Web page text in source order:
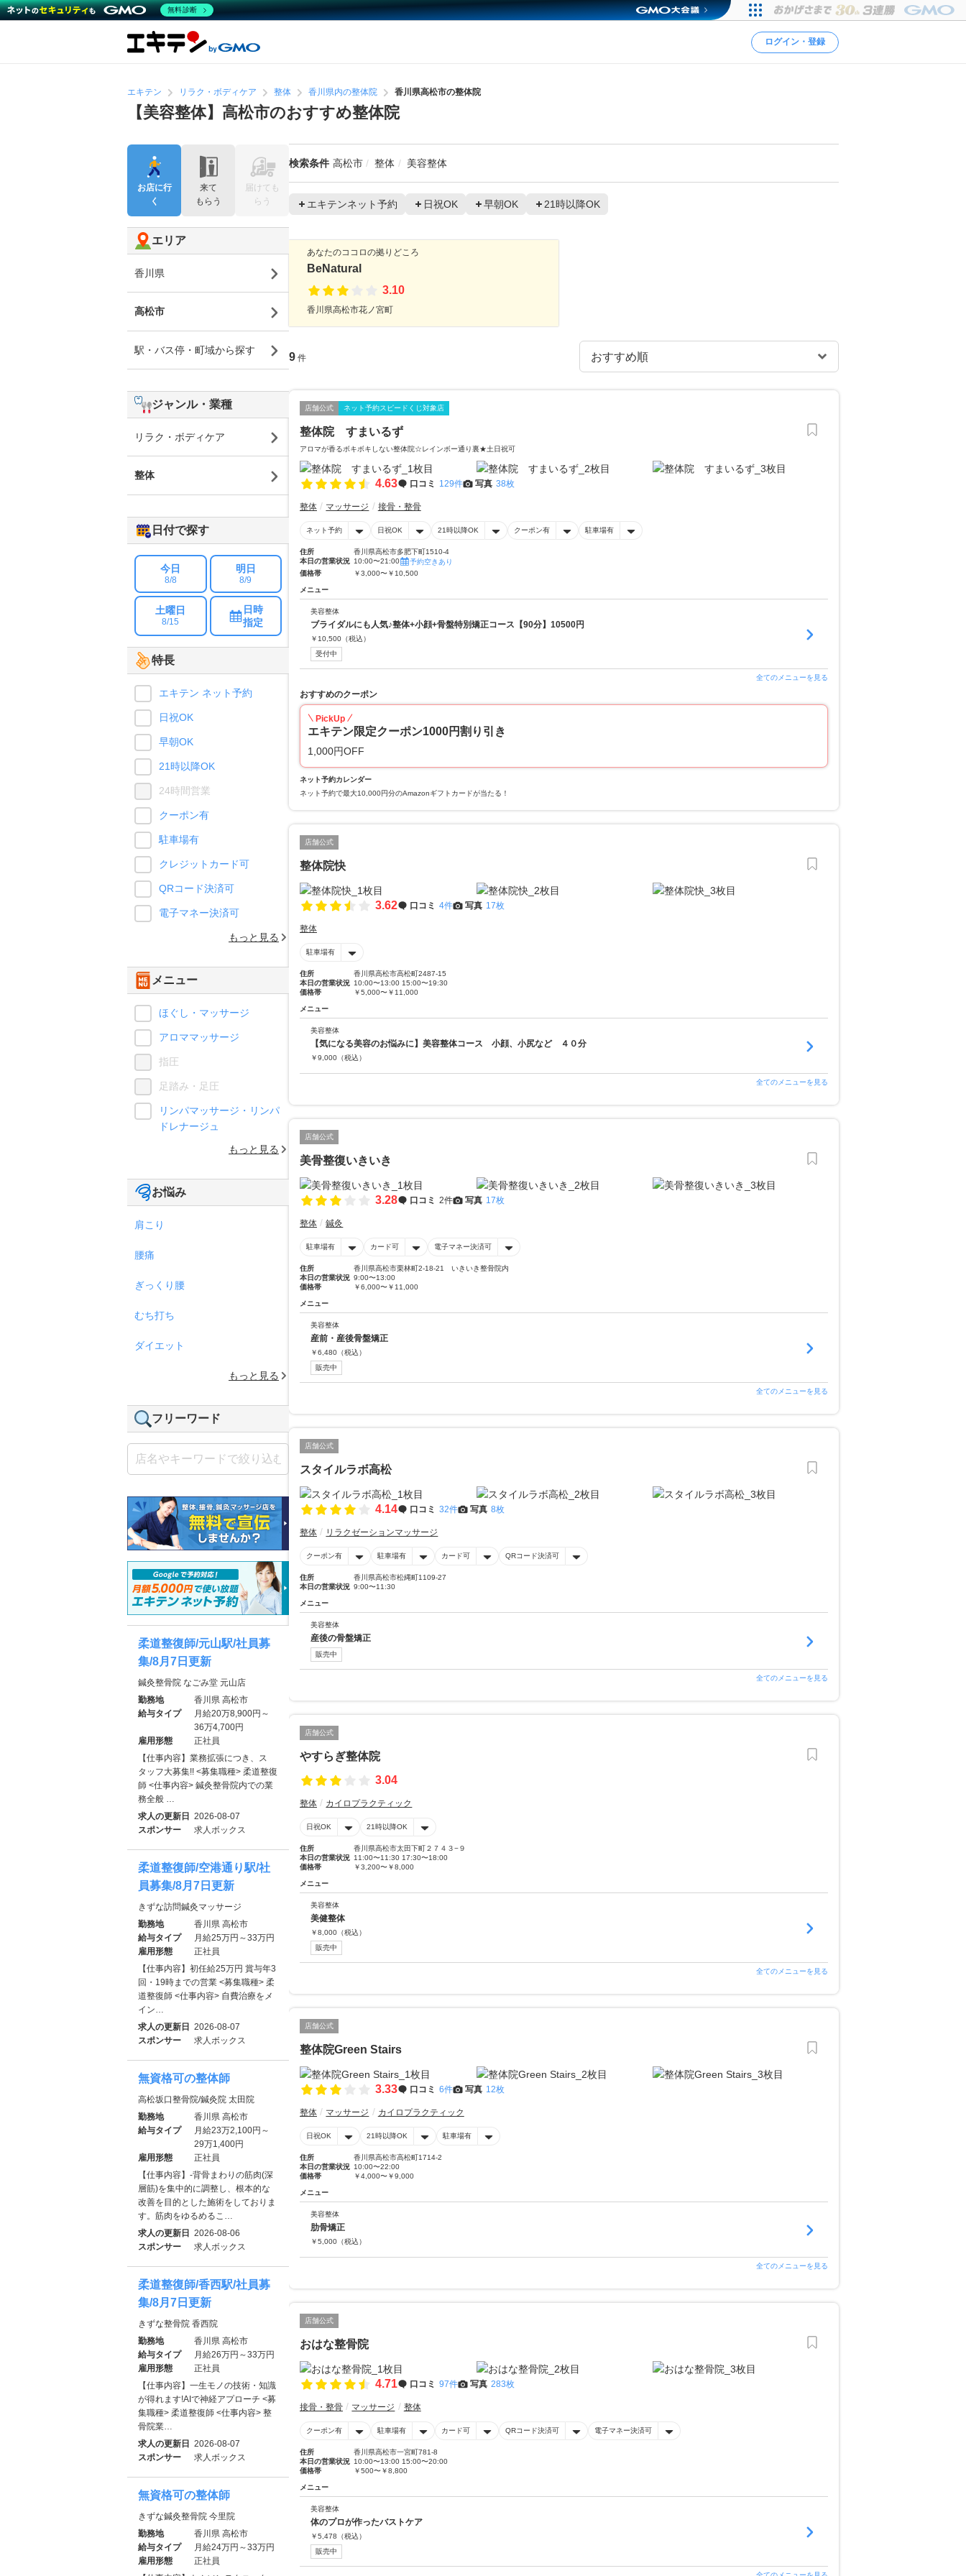
ログイン・登録
エキテン リラク・ボディケア 整体 香川県内の整体院 香川県高松市の整体院
【美容整体】高松市のおすすめ整体院
検索条件 高松市 整体 美容整体
エキテンネット予約 日祝OK 早朝OK 21時以降OK
あなたのココロの拠りどころ
BeNatural
3.10
香川県高松市花ノ宮町
9 件
店舗公式 ネット予約スピードくじ対象店
整体院 すまいるず
アロマが香るボキボキしない整体院☆レインボー通り裏★土日祝可
4.63 口コミ 129件 写真 38枚
整体 マッサージ 接骨・整骨
ネット予約 日祝OK 21時以降OK クーポン有 駐車場有
住所
香川県高松市多肥下町1510-4
本日の営業状況 10:00〜21:00
予約空きあり
価格帯
￥3,000〜￥10,500
メニュー
美容整体
ブライダルにも人気♪整体+小顔+骨盤特別矯正コース【90分】10500円
￥ 10,500 （税込）
受付中
全てのメニューを見る
おすすめのクーポン
PickUp
エキテン限定クーポン1000円割り引き
1,000円OFF
ネット予約カレンダー
ネット予約で最大10,000円分のAmazonギフトカードが当たる！
店舗公式
整体院快
3.62 口コミ 4件 写真 17枚
整体
駐車場有
住所
香川県高松市高松町2487-15
本日の営業状況 10:00〜13:00 15:00〜19:30
価格帯
￥5,000〜￥11,000
メニュー
美容整体
【気になる美容のお悩みに】美容整体コース 小顔、小尻など ４０分
￥9,000 （税込）
全てのメニューを見る
店舗公式
美骨整復いきいき
3.28 口コミ 2件 写真 17枚
整体 鍼灸
駐車場有 カード可 電子マネー決済可
住所
香川県高松市栗林町2-18-21 いきいき整骨院内
本日の営業状況 9:00〜13:00
価格帯
￥6,000〜￥11,000
メニュー
美容整体
産前・産後骨盤矯正
￥6,480 （税込）
販売中
全てのメニューを見る
店舗公式
スタイルラボ高松
4.14 口コミ 32件 写真 8枚
整体 リラクゼーションマッサージ
クーポン有 駐車場有 カード可 QRコード決済可
住所
香川県高松市松縄町1109-27
本日の営業状況 9:00〜11:30
メニュー
美容整体
産後の骨盤矯正
販売中
全てのメニューを見る
店舗公式
やすらぎ整体院
3.04
整体 カイロプラクティック
日祝OK 21時以降OK
住所
香川県高松市太田下町２７４３−９
本日の営業状況 11:00〜11:30 17:30〜18:00
価格帯
￥3,200〜￥8,000
メニュー
美容整体
美健整体
￥8,000 （税込）
販売中
全てのメニューを見る
店舗公式
整体院Green Stairs
3.33 口コミ 6件 写真 12枚
整体 マッサージ カイロプラクティック
日祝OK 21時以降OK 駐車場有
住所
香川県高松市高松町1714-2
本日の営業状況 10:00〜22:00
価格帯
￥4,000〜￥9,000
メニュー
美容整体
肋骨矯正
￥5,000 （税込）
全てのメニューを見る
店舗公式
おはな整骨院
4.71 口コミ 97件 写真 283枚
接骨・整骨 マッサージ 整体
クーポン有 駐車場有 カード可 QRコード決済可 電子マネー決済可
住所
香川県高松市一宮町781-8
本日の営業状況 10:00〜13:00 15:00〜20:00
価格帯
￥500〜￥8,800
メニュー
美容整体
体のプロが作ったバストケア
￥5,478 （税込）
販売中
お店に行
く
来て
もらう
届けても
らう
エリア
香川県
高松市
駅・バス停・町域から探す
ジャンル・業種
リラク・ボディケア
整体
日付で探す
今日
8/8
明日
8/9
土曜日
8/15
日時
指定
特長
エキテン ネット予約
日祝OK
早朝OK
21時以降OK
24時間営業
クーポン有
駐車場有
クレジットカード可
QRコード決済可
電子マネー決済可
もっと見る
メニュー
ほぐし・マッサージ
アロママッサージ
指圧
足踏み・足圧
リンパマッサージ・リンパ
ドレナージュ
もっと見る
お悩み
肩こり
腰痛
ぎっくり腰
むち打ち
ダイエット
もっと見る
フリーワード
柔道整復師/元山駅/社員募
集/8月7日更新
鍼灸整骨院 なごみ堂 元山店
勤務地
香川県 高松市
給与タイプ
月給20万8,900円～
36万4,700円
雇用形態
正社員
【仕事内容】業務拡張につき、ス
タッフ大募集!! <募集職種> 柔道整復
師 <仕事内容> 鍼灸整骨院内での業
務全般 …
求人の更新日 2026-08-07
スポンサー
求人ボックス
柔道整復師/空港通り駅/社
員募集/8月7日更新
きずな訪問鍼灸マッサージ
勤務地
香川県 高松市
給与タイプ
月給25万円～33万円
雇用形態
正社員
【仕事内容】初任給25万円 賞与年3
回・19時までの営業 <募集職種> 柔
道整復師 <仕事内容> 自費治療をメ
イン…
求人の更新日 2026-08-07
スポンサー
求人ボックス
無資格可の整体師
高松坂口整骨院/鍼灸院 太田院
勤務地
香川県 高松市
給与タイプ
月給23万2,100円～
29万1,400円
雇用形態
正社員
【仕事内容】-背骨まわりの筋肉(深
層筋)を集中的に調整し、根本的な
改善を目的とした施術をしておりま
す。筋肉をゆるめるこ…
求人の更新日 2026-08-06
スポンサー
求人ボックス
柔道整復師/香西駅/社員募
集/8月7日更新
きずな整骨院 香西院
勤務地
香川県 高松市
給与タイプ
月給26万円～33万円
雇用形態
正社員
【仕事内容】一生モノの技術・知識
が得れます!AIで神経アプローチ <募
集職種> 柔道整復師 <仕事内容> 整
骨院業…
求人の更新日 2026-08-07
スポンサー
求人ボックス
無資格可の整体師
きずな鍼灸整骨院 今里院
勤務地
香川県 高松市
給与タイプ
月給24万円～33万円
雇用形態
正社員
無料診断